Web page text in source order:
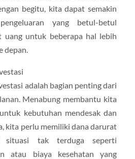
begitu, kita dapat semakin
yang betul-betul
uang untuk beberapa hal lebih
depan.
adalah bagian penting dari
Menabung membantu kita
kebutuhan mendesak dan
kita perlu memiliki dana darurat
situasi tak terduga seperti
atau biaya kesehatan yang